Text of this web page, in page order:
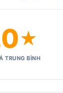
★
TRUNG BÌNH